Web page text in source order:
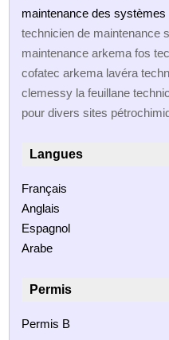
maintenance des
technicien de maintenance
maintenance arkema fos
cofatec arkema lavéra
clemessy la feuillane
pour divers sites
Langues
Français
Anglais
Espagnol
Arabe
Permis
Permis B